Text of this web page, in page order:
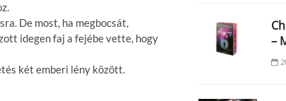
De most, ha megbocsát,
idegen faj a fejébe vette, hogy
két emberi lény között.
–